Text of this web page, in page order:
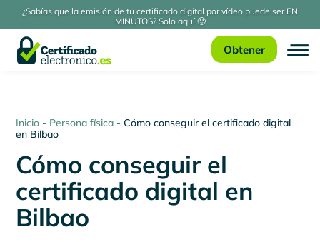
¿Sabías que la emisión de tu certificado digital por vídeo puede ser EN
MINUTOS? Solo aquí 🙂
Obtener
Inicio - Persona física -Cómo conseguir el certificado digital
en Bilbao
Cómo conseguir el
certificado digital en
Bilbao